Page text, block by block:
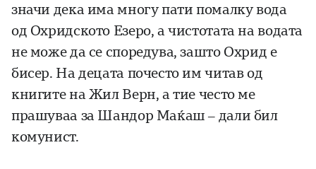
значи дека има многу пати помалку вода
од Охридското Езеро, а чистотата на водата
не може да се споредува, зашто Охрид е
бисер. На децата почесто им читав од
книгите на Жил Верн, а тие често ме
прашуваа за Шандор Маќаш – дали бил
комунист.